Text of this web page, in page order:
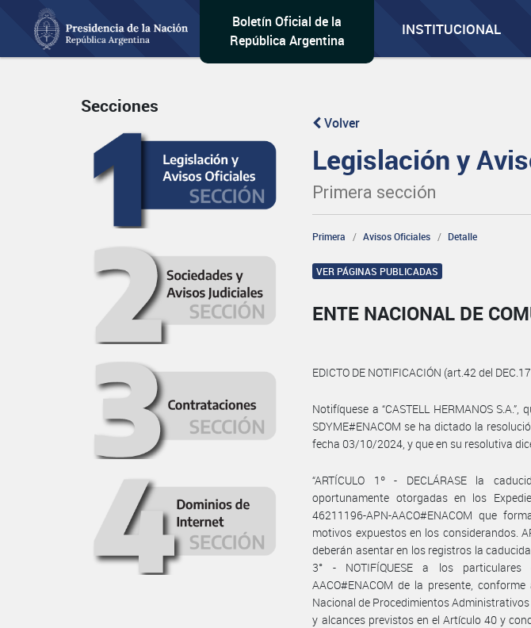
Boletín Oficial de la
República Argentina
INSTITUCIONAL
Secciones
Volver
Legislación y
Primera sección
Primera Avisos Oficiales Detalle
VER PÁGINAS PUBLICADAS
ENTE NACIONAL DE
EDICTO DE NOTIFICACIÓN (art.42 del
Notifíquese a “CASTELL HERMANOS
SDYME#ENACOM se ha dictado la
fecha 03/10/2024, y que en su resolutiva
“ARTÍCULO 1º - DECLÁRASE la
oportunamente otorgadas en los
46211196-APN-AACO#ENACOM que
motivos expuestos en los considerandos.
deberán asentar en los registros la
3° - NOTIFÍQUESE a los particulares
AACO#ENACOM de la presente,
Nacional de Procedimientos
y alcances previstos en el Artículo 40 y